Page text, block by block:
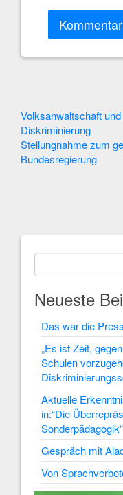
Other
Articles
Volksanwaltschaft
Diskriminierung
Stellungnahme zum
Bundesregierung
Neueste
Das war die
„Es ist Zeit,
Schulen
Aktuelle
in:“Die
Sonderpädagogik“
Gespräch mit
Von